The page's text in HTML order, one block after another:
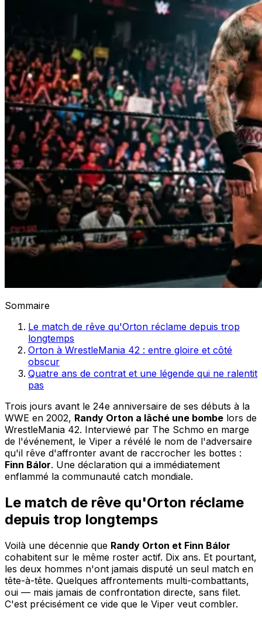
Sommaire
Le match de rêve qu'Orton réclame depuis trop
longtemps
Orton à WrestleMania 42 : entre gloire et côté
obscur
Quatre ans de contrat et une légende qui ne ralentit
pas
Trois jours avant le 24e anniversaire de ses débuts à la
WWE en 2002, Randy Orton a lâché une bombe lors de
WrestleMania 42. Interviewé par The Schmo en marge
de l'événement, le Viper a révélé le nom de l'adversaire
qu'il rêve d'affronter avant de raccrocher les bottes :
Finn Bálor. Une déclaration qui a immédiatement
enflammé la communauté catch mondiale.
Le match de rêve qu'Orton réclame
depuis trop longtemps
Voilà une décennie que Randy Orton et Finn Bálor
cohabitent sur le même roster actif. Dix ans. Et pourtant,
les deux hommes n'ont jamais disputé un seul match en
tête-à-tête. Quelques affrontements multi-combattants,
oui — mais jamais de confrontation directe, sans filet.
C'est précisément ce vide que le Viper veut combler.